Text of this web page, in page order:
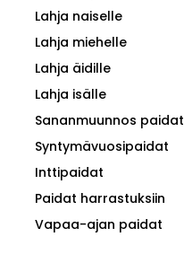
Lahja naiselle
Lahja miehelle
Lahja äidille
Lahja isälle
Sananmuunnos paidat
Syntymävuosipaidat
Inttipaidat
Paidat harrastuksiin
Vapaa-ajan paidat